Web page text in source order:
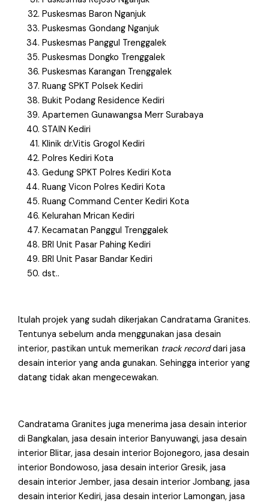
Puskesmas Baron Nganjuk
Puskesmas Gondang Nganjuk
Puskesmas Panggul Trenggalek
Puskesmas Dongko Trenggalek
Puskesmas Karangan Trenggalek
Ruang SPKT Polsek Kediri
Bukit Podang Residence Kediri
Apartemen Gunawangsa Merr Surabaya
STAIN Kediri
Klinik dr.Vitis Grogol Kediri
Polres Kediri Kota
Gedung SPKT Polres Kediri Kota
Ruang Vicon Polres Kediri Kota
Ruang Command Center Kediri Kota
Kelurahan Mrican Kediri
Kecamatan Panggul Trenggalek
BRI Unit Pasar Pahing Kediri
BRI Unit Pasar Bandar Kediri
dst..
Itulah projek yang sudah dikerjakan Candratama Granites.
Tentunya sebelum anda menggunakan jasa desain
interior, pastikan untuk memerikan track recorddari jasa
desain interior yang anda gunakan. Sehingga interior yang
datang tidak akan mengecewakan.
Candratama Granites juga menerima jasa desain interior
di Bangkalan, jasa desain interior Banyuwangi, jasa desain
interior Blitar, jasa desain interior Bojonegoro, jasa desain
interior Bondowoso, jasa desain interior Gresik, jasa
desain interior Jember, jasa desain interior Jombang, jasa
desain interior Kediri, jasa desain interior Lamongan, jasa